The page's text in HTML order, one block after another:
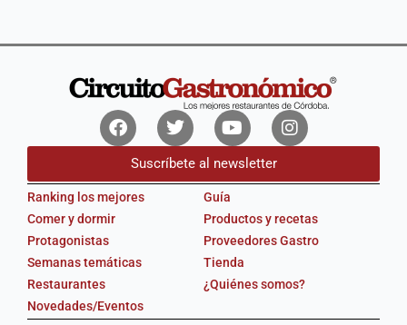
FacebookTwitterYoutubeInstagram
Suscríbete al newsletter
Ranking los mejores
Comer y dormir
Protagonistas
Semanas temáticas
Restaurantes
Novedades/Eventos
Guía
Productos y recetas
Proveedores Gastro
Tienda
¿Quiénes somos?